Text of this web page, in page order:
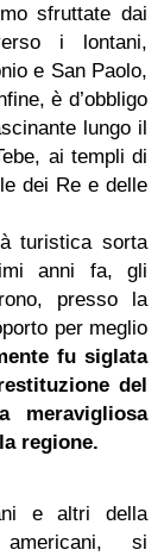
sfruttate dai
i lontani,
e San Paolo,
è d’obbligo
lungo il
ai templi di
dei Re e delle
turistica sorta
anni fa, gli
presso la
per meglio
fu siglata
del
meravigliosa
regione.
e altri della
si